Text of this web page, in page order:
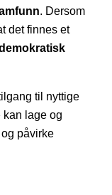
. Dersom
det finnes et
til nyttige
kan lage og
påvirke